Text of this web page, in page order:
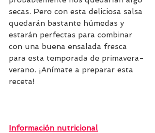
secas. Pero con esta deliciosa salsa
quedarán bastante húmedas y
estarán perfectas para combinar
con una buena ensalada fresca
para esta temporada de primavera-
verano. ¡Anímate a preparar esta
receta!
Información nutricional